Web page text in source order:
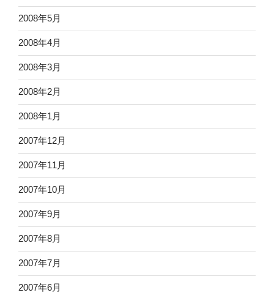
2008年5月
2008年4月
2008年3月
2008年2月
2008年1月
2007年12月
2007年11月
2007年10月
2007年9月
2007年8月
2007年7月
2007年6月